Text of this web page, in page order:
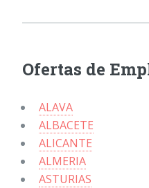
Ofertas de
ALAVA
ALBACETE
ALICANTE
ALMERIA
ASTURIAS